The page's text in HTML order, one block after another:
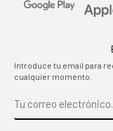
Introduce tu email para
cualquier momento.